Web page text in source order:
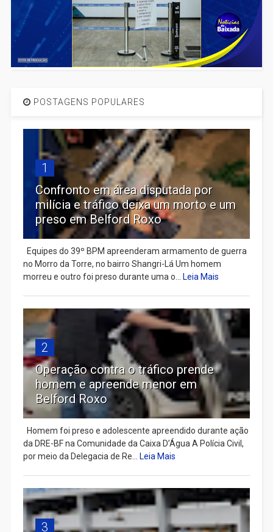
POSTAGENS POPULARES
1
Confronto em área disputada por
milícia e tráfico deixa um morto e um
preso em Belford Roxo
Equipes do 39º BPM apreenderam armamento de guerra
no Morro da Torre, no bairro Shangri-Lá Um homem
morreu e outro foi preso durante uma o... Leia Mais
2
Operação contra o tráfico prende
homem e apreende menor em
Belford Roxo
Homem foi preso e adolescente apreendido durante ação
da DRE-BF na Comunidade da Caixa D’Água A Polícia Civil,
por meio da Delegacia de Re... Leia Mais
3